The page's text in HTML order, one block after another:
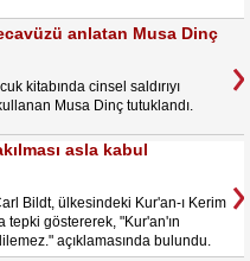
anlatan Musa Dinç
kitabında cinsel saldırıyı
Musa Dinç tutuklandı.
asla kabul
Bildt, ülkesindeki Kur'an-ı Kerim
göstererek, "Kur'an'ın
açıklamasında bulundu.